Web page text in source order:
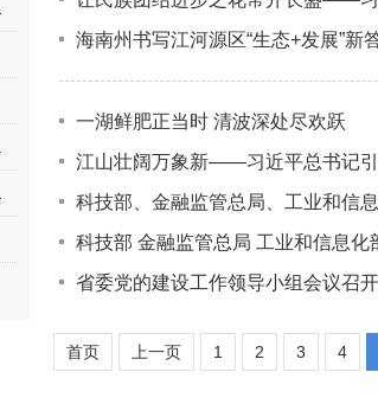
海南州书写江河源区“生态+发展”新
一湖鲜肥正当时 清波深处尽欢跃
江山壮阔万象新——习近平总书记
科技部、金融监管总局、工业和信
科技部 金融监管总局 工业和信息
省委党的建设工作领导小组会议召
首页 上一页 1 2 3 4